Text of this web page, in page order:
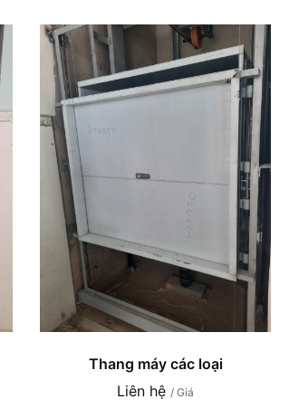
Thang máy các loại
Liên hệ / Giá